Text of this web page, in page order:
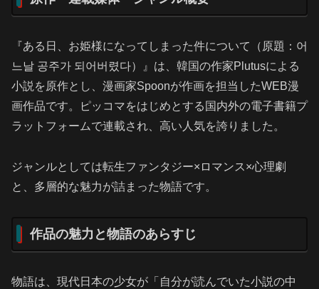
『ある日、お姫様になってしまった件について（原題：어
느날 공주가 되어버렸다）』は、韓国の作家Plutusによる
小説を原作とし、漫画家Spoonが作画を担当したWEB漫
画作品です。ピッコマをはじめとする国内外の電子書籍プ
ラットフォームで連載され、高い人気を誇りました。
ジャンルとしては転生ファンタジー×ロマンス×心理劇
と、多層的な魅力が詰まった物語です。
作品の魅力と物語のあらすじ
物語は、現代日本の少女が「自分が読んでいた小説の中